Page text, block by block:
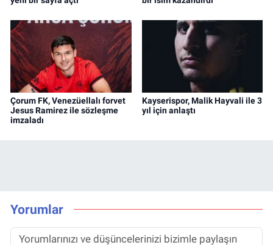
Çorum FK, Venezüellalı forvet
Jesus Ramirez ile sözleşme
imzaladı
Kayserispor, Malik Hayvali ile 3
yıl için anlaştı
Yorumlar